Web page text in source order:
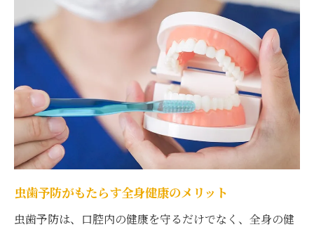
市販のフッ素配合歯磨き粉の選び方
フッ素が歯を強化するメカニズム
フッ素配合製品を使った効果的な歯磨き法
子供と大人のためのフッ素配合製品の違い
フッ素配合製品の安全性と使用上の注意
ソラーレ歯科が教える日常でできる虫歯予防法
簡単にできる虫歯予防の習慣づけ
虫歯予防に効果的な日常的な食事のヒント
虫歯予防がもたらす全身健康のメリット
虫歯予防は、口腔内の健康を守るだけでなく、全身の健